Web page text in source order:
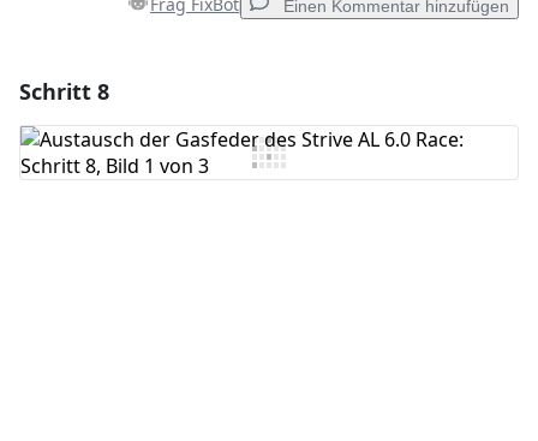
Einen Kommentar hinzufügen
Kommentar hinzufügen
Schritt 8